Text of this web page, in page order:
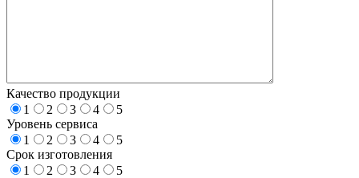
Качество продукции
1
2 3 4
5
Уровень сервиса
1
2 3 4
5
Срок изготовления
1
2 3 4
5